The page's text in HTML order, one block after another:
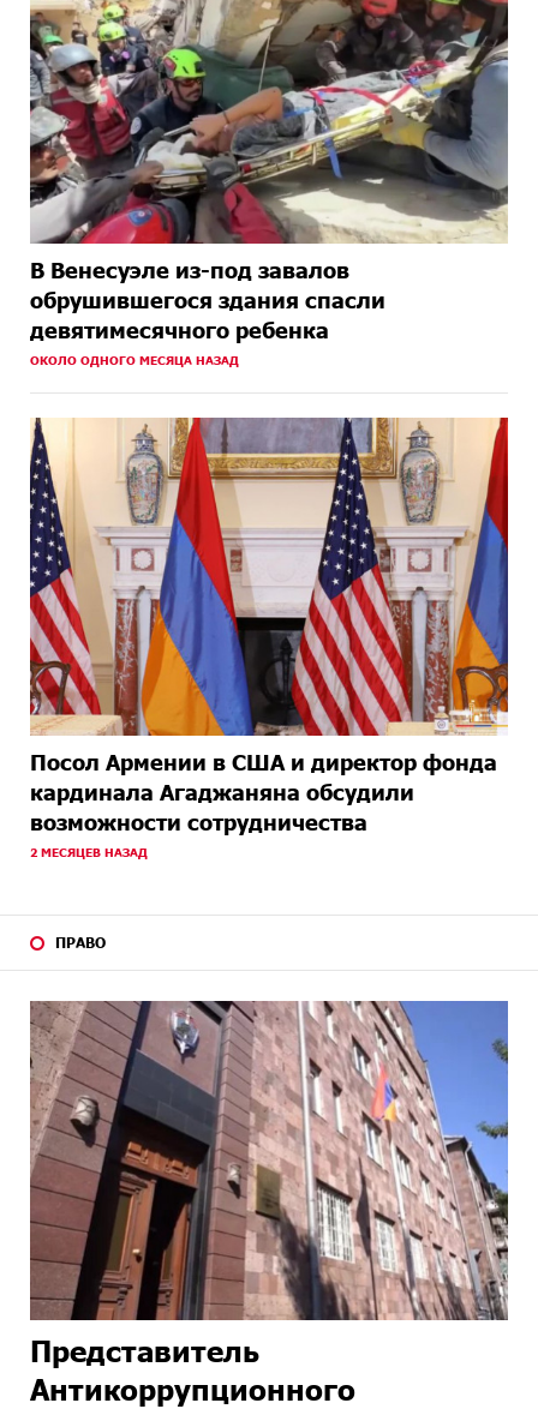
В Венесуэле из-под завалов
обрушившегося здания спасли
девятимесячного ребенка
ОКОЛО ОДНОГО МЕСЯЦА НАЗАД
Посол Армении в США и директор фонда
кардинала Агаджаняна обсудили
возможности сотрудничества
2 МЕСЯЦЕВ НАЗАД
ПРАВО
Представитель
Антикоррупционного